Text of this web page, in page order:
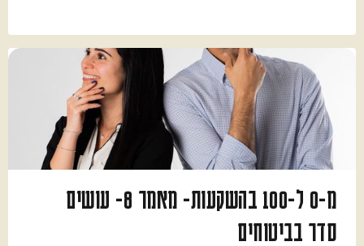
מ-0 ל-100 בהשקעות- מאמר 8- עושים
סדר בביטוחים